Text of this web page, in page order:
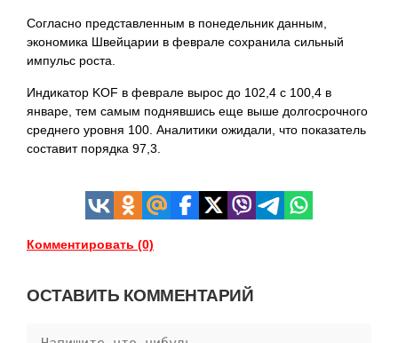
Согласно представленным в понедельник данным,
экономика Швейцарии в феврале сохранила сильный
импульс роста.
Индикатор KOF в феврале вырос до 102,4 с 100,4 в
январе, тем самым поднявшись еще выше долгосрочного
среднего уровня 100. Аналитики ожидали, что показатель
составит порядка 97,3.
Комментировать (0)
ОСТАВИТЬ КОММЕНТАРИЙ